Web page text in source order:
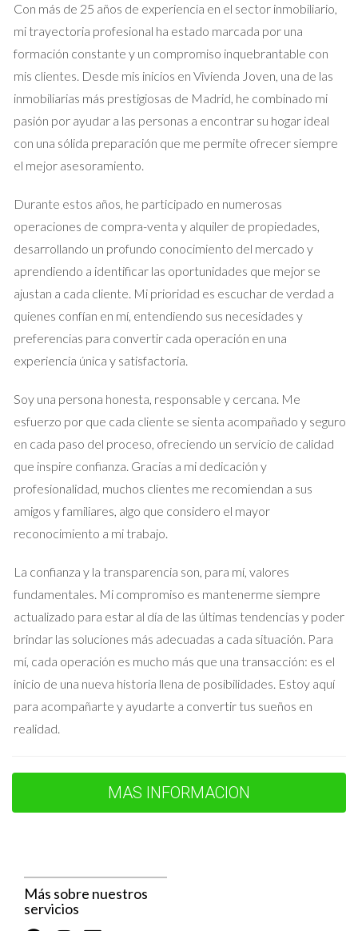
Una vez que hayas vendido tu casa, el siguiente paso es
decidir cómo reinvertir tus ganancias. Puedes utilizar estos
fondos para comprar otra propiedad, invertir en un negocio o
incluso financiar tu educación. Aquí hay algunas opciones a
considerar para maximizar el valor de tu inversión:
Comprar una nueva vivienda: Si decides comprar otra
casa, considera ubicarte en una zona que esté en
aumentar su valor con el tiempo, lo que podría
beneficiarte a largo plazo.
Inversiones en bienes raíces:Si tienes un interés
considerable por los bienes raíces, puedes reinvertir en
propiedades de alquiler. Este enfoque no solo te
diversificará tu portafolio financiero.
Inversiones en el mercado de valores:Para aquellos que
prefieren una inversión más líquida, considera
diversificar tus ganancias en acciones o fondos de
inversión. Esto te permitirá aprovechar el crecimiento
Educación y desarrollo personal: Considera invertir en
cursos, certificaciones o habilidades que te ayuden a
avanzar en tu carrera. A menudo, este tipo de inversión
puede incrementar significativamente tu potencial de
ingresos a largo plazo.
El Impacto Emocional de Vender
Vender una casa puede ser un proceso emocionalmente
complejo. A menudo, un hogar representa recuerdos y
momentos significativos en tu vida. Sin embargo, es
fundamental reconocer que este cambio puede ser una
oportunidad para liberarse de lo viejo y abrirse a lo nuevo.
Reflexiona sobre tus metas y sueños, y considera cómo la
venta de tu casa puede facilitar una transición hacia esas
reescribir tu historia.”
como un terapeuta, puede ser un recurso invaluable si
encuentras que la carga emocional es difícil de manejar.
Con más de 25 años de experiencia en el sector inmobiliario,
mi trayectoria profesional ha estado marcada por una
formación constante y un compromiso inquebrantable con
mis clientes. Desde mis inicios en Vivienda Joven, una de las
inmobiliarias más prestigiosas de Madrid, he combinado mi
pasión por ayudar a las personas a encontrar su hogar ideal
con una sólida preparación que me permite ofrecer siempre
el mejor asesoramiento.
Durante estos años, he participado en numerosas
operaciones de compra-venta y alquiler de propiedades,
desarrollando un profundo conocimiento del mercado y
aprendiendo a identificar las oportunidades que mejor se
ajustan a cada cliente. Mi prioridad es escuchar de verdad a
quienes confían en mí, entendiendo sus necesidades y
preferencias para convertir cada operación en una
experiencia única y satisfactoria.
Soy una persona honesta, responsable y cercana. Me
esfuerzo por que cada cliente se sienta acompañado y seguro
en cada paso del proceso, ofreciendo un servicio de calidad
que inspire confianza. Gracias a mi dedicación y
profesionalidad, muchos clientes me recomiendan a sus
amigos y familiares, algo que considero el mayor
reconocimiento a mi trabajo.
La confianza y la transparencia son, para mí, valores
fundamentales. Mi compromiso es mantenerme siempre
actualizado para estar al día de las últimas tendencias y poder
brindar las soluciones más adecuadas a cada situación. Para
mí, cada operación es mucho más que una transacción: es el
inicio de una nueva historia llena de posibilidades. Estoy aquí
para acompañarte y ayudarte a convertir tus sueños en
realidad.
MAS INFORMACION
Más sobre nuestros
servicios